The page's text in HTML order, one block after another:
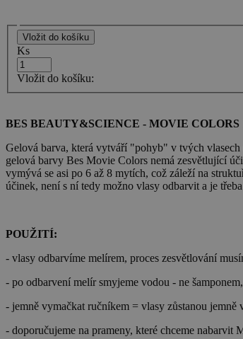
Ks
Vložit do košíku:
BES BEAUTY&SCIENCE - MOVIE COLORS
Gelová barva, která vytváří "pohyb" v tvých
gelová barvy Bes Movie Colors nemá zesvětlující
vymývá se asi po 6 až 8 mytích, což záleží na
účinek, není s ní tedy možno vlasy odbarvit a je
POUŽITÍ:
- vlasy odbarvíme melírem, proces zesvětlování
- po odbarvení melír smyjeme vodou - ne
- jemně vymačkat ručníkem = vlasy zůstanou jemně
- doporučujeme na prameny, které chceme